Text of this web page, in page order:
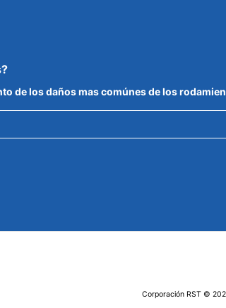
de los daños mas comúnes de los
Corporación RST ©